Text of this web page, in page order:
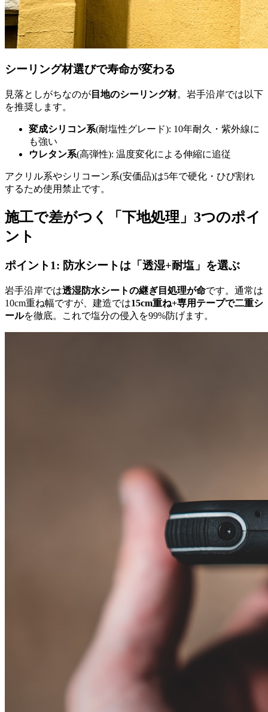
シーリング材選びで寿命が変わる
見落としがちなのが 目地のシーリング材。岩手沿岸では以下
を推奨します。
変成シリコン系(耐塩性グレード): 10年耐久・紫外線に
も強い
ウレタン系(高弾性): 温度変化による伸縮に追従
アクリル系やシリコーン系(安価品)は5年で硬化・ひび割れ
するため使用禁止です。
施工で差がつく「下地処理」3つのポイ
ント
ポイント1: 防水シートは「透湿+耐塩」を選ぶ
岩手沿岸では透湿防水シートの継ぎ目処理が命です。通常は
10cm重ね幅ですが、建造では15cm重ね+専用テープで二重シ
ールを徹底。これで塩分の侵入を99%防げます。